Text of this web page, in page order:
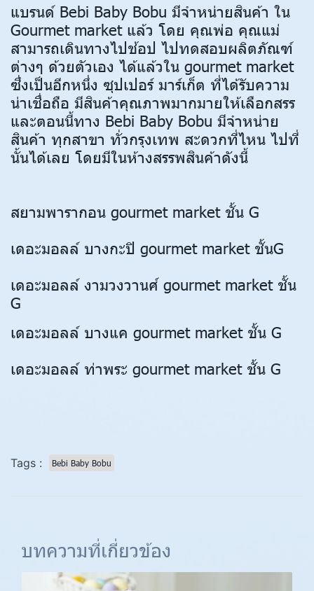
แบรนด์ Bebi Baby Bobu มีจำหน่ายสินค้า ใน
Gourmet market แล้ว โดย คุณพ่อ คุณแม่
สามารถเดินทางไปช้อป ไปทดสอบผลิตภัณฑ์
ต่างๆ ด้วยตัวเอง ได้แล้วใน gourmet market
ซึ่งเป็นอีกหนึ่ง ซุปเปอร์ มาร์เก็ต ที่ได้รับความ
น่าเชื่อถือ มีสินค้าคุณภาพมากมายให้เลือกสรร
และตอนนี้ทาง Bebi Baby Bobu มีจำหน่าย
สินค้า ทุกสาขา ทั่วกรุงเทพ สะดวกที่ไหน ไปที่
นั้นได้เลย โดยมีในห้างสรรพสินค้าดังนี้
สยามพารากอน gourmet market ชั้น G
เดอะมอลล์ บางกะปิ gourmet market ชั้นG
เดอะมอลล์ งามวงวานศ์ gourmet market ชั้น
G
เดอะมอลล์ บางแค gourmet market ชั้น G
เดอะมอลล์ ท่าพระ gourmet market ชั้น G
Tags : Bebi Baby Bobu
บทความที่เกี่ยวข้อง